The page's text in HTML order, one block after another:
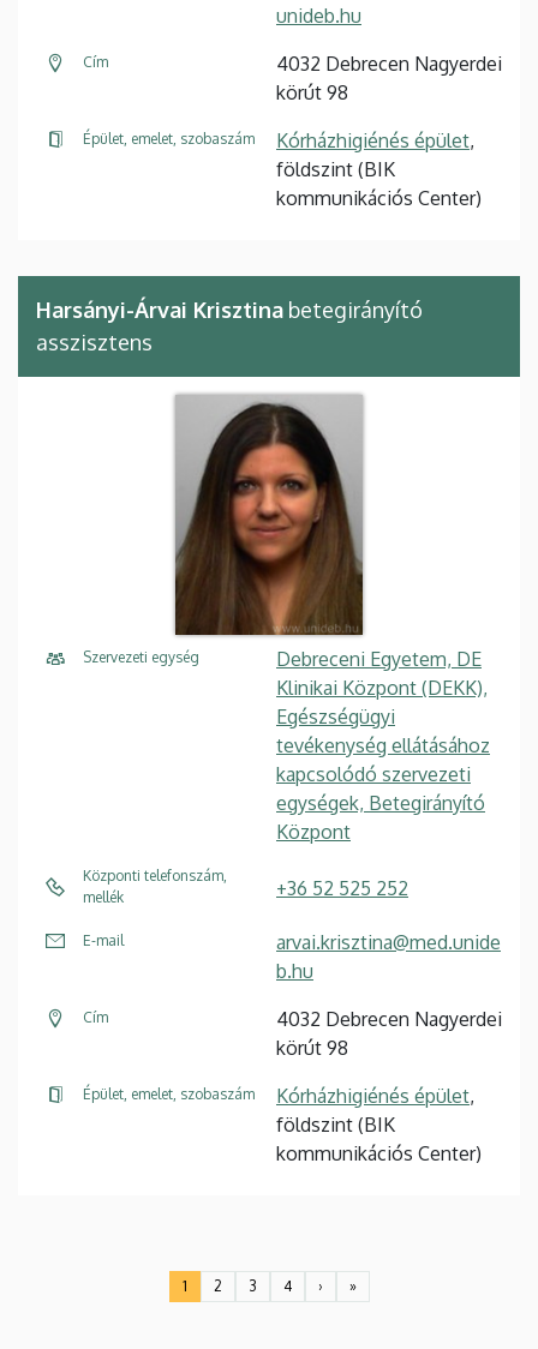
unideb.hu
Cím
4032 Debrecen Nagyerdei
körút 98
Épület, emelet, szobaszám Kórházhigiénés épület,
földszint (BIK
kommunikációs Center)
Harsányi-Árvai Krisztina betegirányító
asszisztens
Szervezeti egység
Debreceni Egyetem, DE
Klinikai Központ (DEKK),
Egészségügyi
tevékenység ellátásához
kapcsolódó szervezeti
egységek, Betegirányító
Központ
Központi telefonszám,
mellék
+36 52 525 252
E-mail
arvai.krisztina@med.unide
b.hu
Cím
4032 Debrecen Nagyerdei
körút 98
Épület, emelet, szobaszám Kórházhigiénés épület,
földszint (BIK
kommunikációs Center)
Jelenlegi
1
Oldal
2
Oldal
3
Oldal
4
Következő
›
Utolsó
»